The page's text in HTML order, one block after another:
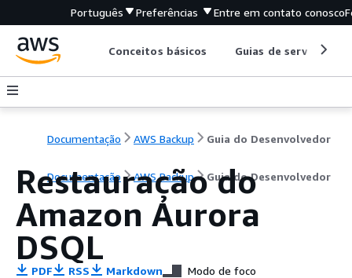
Português Preferências Entre em contato conosco
Conceitos básicos Guias de serviço
Documentação AWS Backup Guia do Desenvolvedor
Documentação AWS Backup Guia do Desenvolvedor
Restauração do
Amazon Aurora
DSQL
PDF RSS Markdown Modo de foco